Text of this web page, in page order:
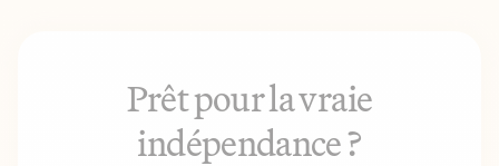
Prêt pour la vraie
indépendance ?